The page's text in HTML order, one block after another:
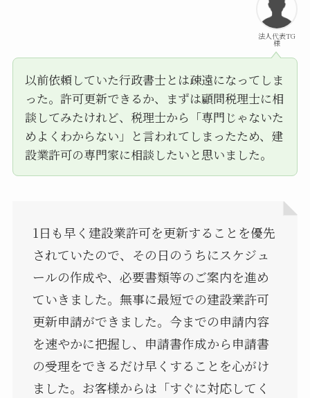
法人代表TG
様
以前依頼していた行政書士とは疎遠になってしま
った。許可更新できるか、まずは顧問税理士に相
談してみたけれど、税理士から「専門じゃないた
めよくわからない」と言われてしまったため、建
設業許可の専門家に相談したいと思いました。
1日も早く建設業許可を更新することを優先
されていたので、その日のうちにスケジュ
ールの作成や、必要書類等のご案内を進め
ていきました。無事に最短での建設業許可
更新申請ができました。今までの申請内容
を速やかに把握し、申請書作成から申請書
の受理をできるだけ早くすることを心がけ
ました。お客様からは「すぐに対応してく